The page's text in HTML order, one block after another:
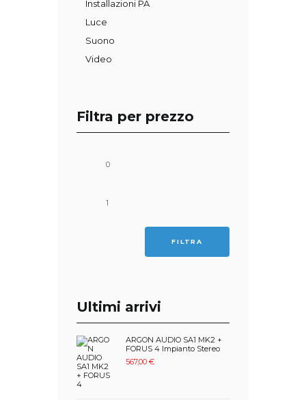
Installazioni PA
Luce
Suono
Video
Filtra per prezzo
FILTRA
Ultimi arrivi
ARGON AUDIO SA1 MK2 +
FORUS 4 Impianto Stereo
567,00€